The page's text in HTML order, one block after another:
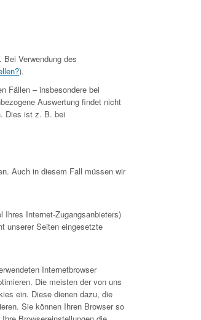
Verwendung des
).
Fällen – insbesondere bei
Auswertung findet nicht
Dies ist z. B. bei
Auch in diesem Fall müssen wir
Ihres Internet-Zugangsanbieters)
unserer Seiten eingesetzte
Internetbrowser
Die meisten der von uns
ein. Diese dienen dazu, die
Sie können Ihren Browser so